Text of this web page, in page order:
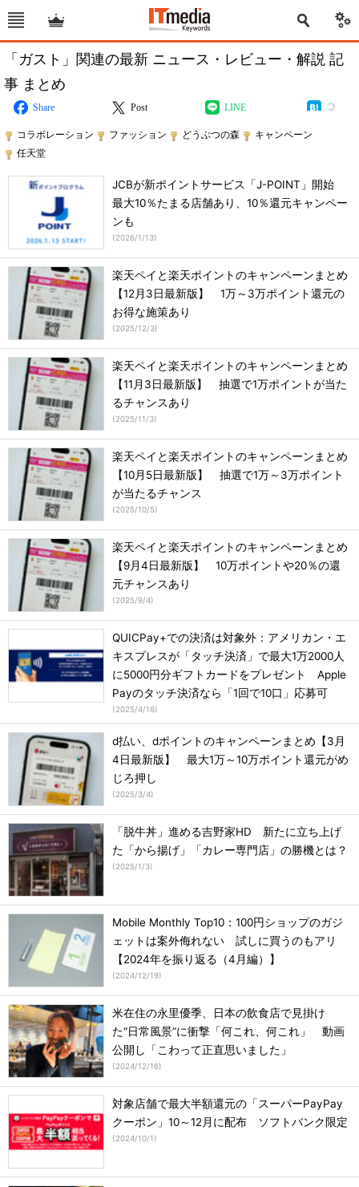
「ガスト」関連の最新 ニュース・レビュー・解説 記
事 まとめ
Share Post LINE
コラボレーション ファッション どうぶつの森
キャンペーン
任天堂
JCBが新ポイントサービス「J-POINT」開始
最大10％たまる店舗あり、10％還元キャンペー
ンも
(2026/1/13)
楽天ペイと楽天ポイントのキャンペーンまとめ
【12月3日最新版】 1万～3万ポイント還元の
お得な施策あり
(2025/12/3)
楽天ペイと楽天ポイントのキャンペーンまとめ
【11月3日最新版】 抽選で1万ポイントが当た
るチャンスあり
(2025/11/3)
楽天ペイと楽天ポイントのキャンペーンまとめ
【10月5日最新版】 抽選で1万～3万ポイント
が当たるチャンス
(2025/10/5)
楽天ペイと楽天ポイントのキャンペーンまとめ
【9月4日最新版】 10万ポイントや20％の還
元チャンスあり
(2025/9/4)
QUICPay+での決済は対象外：アメリカン・エ
キスプレスが「タッチ決済」で最大1万2000人
に5000円分ギフトカードをプレゼント Apple
Payのタッチ決済なら「1回で10口」応募可
(2025/4/16)
d払い、dポイントのキャンペーンまとめ【3月
4日最新版】 最大1万～10万ポイント還元がめ
じろ押し
(2025/3/4)
「脱牛丼」進める吉野家HD 新たに立ち上げ
た「から揚げ」「カレー専門店」の勝機とは？
(2025/1/3)
Mobile Monthly Top10：100円ショップのガジ
ェットは案外侮れない 試しに買うのもアリ
【2024年を振り返る（4月編）】
(2024/12/19)
米在住の永里優季、日本の飲食店で見掛け
た“日常風景”に衝撃「何これ、何これ」 動画
公開し「こわって正直思いました」
(2024/12/16)
対象店舗で最大半額還元の「スーパーPayPay
クーポン」10～12月に配布 ソフトバンク限定
(2024/10/1)